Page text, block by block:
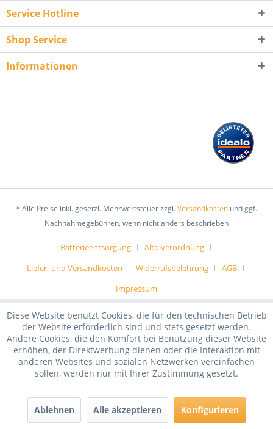
Service Hotline
Shop Service
Informationen
* Alle Preise inkl. gesetzl. Mehrwertsteuer zzgl.Versandkosten und ggf.
Nachnahmegebühren, wenn nicht anders beschrieben
Batterieentsorgung
Altölverordnung
Liefer- und Versandkosten
Widerrufsbelehrung
AGB
Impressum
Diese Website benutzt Cookies, die für den technischen Betrieb
der Website erforderlich sind und stets gesetzt werden.
Andere Cookies, die den Komfort bei Benutzung dieser Website
erhöhen, der Direktwerbung dienen oder die Interaktion mit
anderen Websites und sozialen Netzwerken vereinfachen
sollen, werden nur mit Ihrer Zustimmung gesetzt.
Ablehnen Alle akzeptieren Konfigurieren